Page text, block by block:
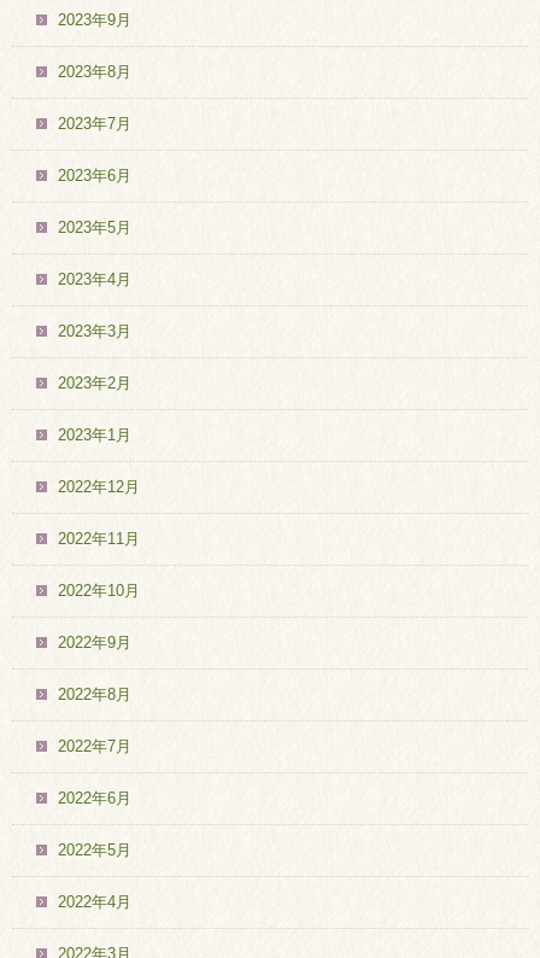
2023年9月
2023年8月
2023年7月
2023年6月
2023年5月
2023年4月
2023年3月
2023年2月
2023年1月
2022年12月
2022年11月
2022年10月
2022年9月
2022年8月
2022年7月
2022年6月
2022年5月
2022年4月
2022年3月